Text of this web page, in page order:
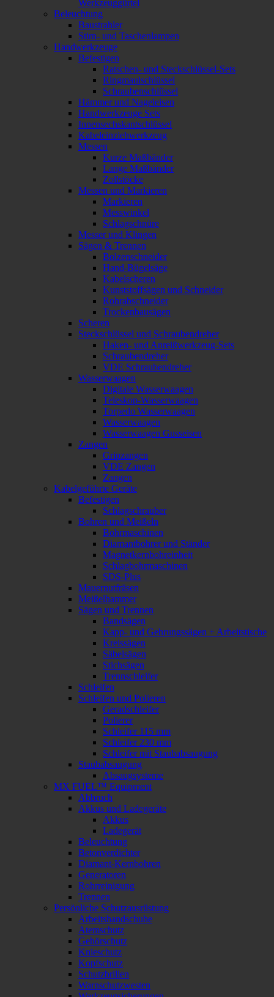
Werkzeuggürtel
Beleuchtung
Baustrahler
Stirn- und Taschenlampen
Handwerkzeuge
Befestigen
Ratschen- und Steckschlüssel-Sets
Ringmaulschlüssel
Schraubenschlüssel
Hämmer und Nageleisen
Handwerkzeuge Sets
Innensechskantschlüssel
Kabeleinziehwerkzeug
Messen
Kurze Maßbänder
Lange Maßbänder
Zollstöcke
Messen und Markieren
Markieren
Messwinkel
Schlagschnüre
Messer und Klingen
Sägen & Trennen
Bolzenschneider
Hand-Bügelsäge
Kabelscheren
Kunststoffsägen und Schneider
Rohrabschneider
Trockenbausägen
Scheren
Steckschlüssel und Schraubendreher
Haken- und Anreißwerkzeug-Sets
Schraubendreher
VDE Schraubendreher
Wasserwaagen
Digitale Wasserwaagen
Teleskop-Wasserwaagen
Torpedo Wasserwaagen
Wasserwaagen
Wasserwaagen Gusseisen
Zangen
Gripzangen
VDE Zangen
Zangen
Kabelgeführte Geräte
Befestigen
Schlagschrauber
Bohren und Meißeln
Bohrmaschinen
Diamantbohrer und Ständer
Magnetkernbohreinheit
Schlagbohrmaschinen
SDS-Plus
Mauernutfräsen
Meißelhammer
Sägen und Trennen
Bandsägen
Kapp- und Gehrungssägen + Arbeitstische
Kreissägen
Säbelsägen
Stichsägen
Trennschleifer
Schleifen
Schleifen und Polieren
Geradschleifer
Polierer
Schleifer 115 mm
Schleifer 230 mm
Schleifer mit Staubabsaugung
Staubabsaugung
Absaugsysteme
MX FUEL™ Equipment
Abbruch
Akkus und Ladegeräte
Akkus
Ladegerät
Beleuchtung
Betonverdichter
Diamant-Kernbohren
Generatoren
Rohrreinigung
Trennen
Persönliche Schutzausrüstung
Arbeitshandschuhe
Atemschutz
Gehörschutz
Knieschutz
Kopfschutz
Schutzbrillen
Warnschutzwesten